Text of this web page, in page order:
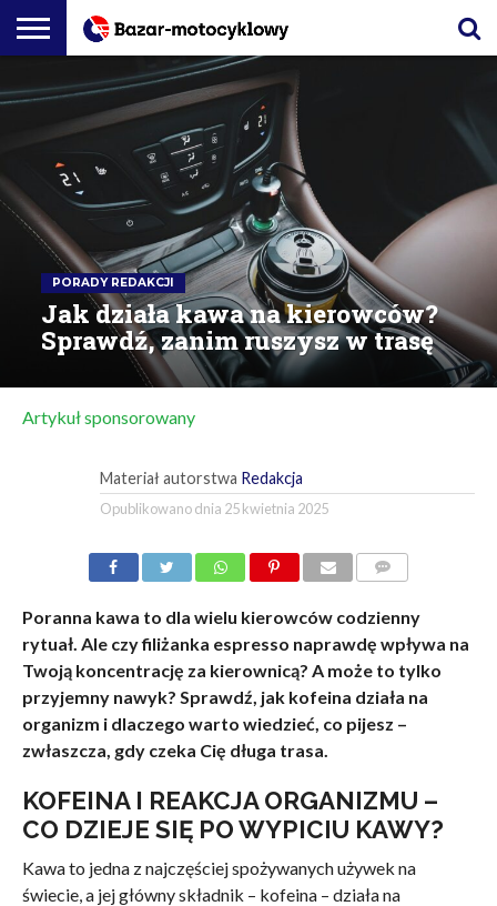
MOTORYZACJA
PODRÓŻ I
TECHNOLOGIE
PORADY
REDAKCJI
PREMIERY
RYNKOWE
ZESPÓŁ
REDAKCYJNY
PORADY REDAKCJI
Jak działa kawa na kierowców?
Sprawdź, zanim ruszysz w trasę
Artykuł sponsorowany
Materiał autorstwa Redakcja
Opublikowano dnia 25 kwietnia 2025
Poranna kawa to dla wielu kierowców codzienny
rytuał. Ale czy filiżanka espresso naprawdę wpływa na
Twoją koncentrację za kierownicą? A może to tylko
przyjemny nawyk? Sprawdź, jak kofeina działa na
organizm i dlaczego warto wiedzieć, co pijesz –
zwłaszcza, gdy czeka Cię długa trasa.
KOFEINA I REAKCJA ORGANIZMU –
CO DZIEJE SIĘ PO WYPICIU KAWY?
Kawa to jedna z najczęściej spożywanych używek na
świecie, a jej główny składnik – kofeina – działa na